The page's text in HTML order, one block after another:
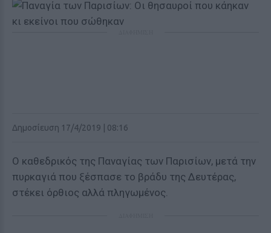
Δημοσίευση 17/4/2019 | 08:16
Ο καθεδρικός της Παναγίας των Παρισίων, μετά την
πυρκαγιά που ξέσπασε το βράδυ της Δευτέρας,
στέκει όρθιος αλλά πληγωμένος.